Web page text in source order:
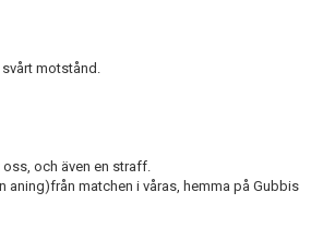
motstånd.
och även en straff.
aning)från matchen i våras, hemma på Gubbis